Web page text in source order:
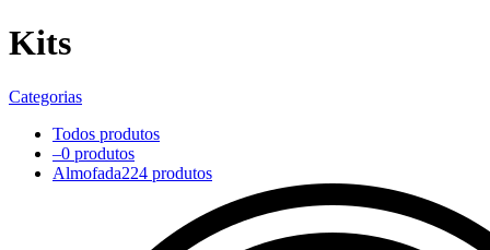
Kits
Categorias
Todos produtos
–0 produtos
Almofada224 produtos